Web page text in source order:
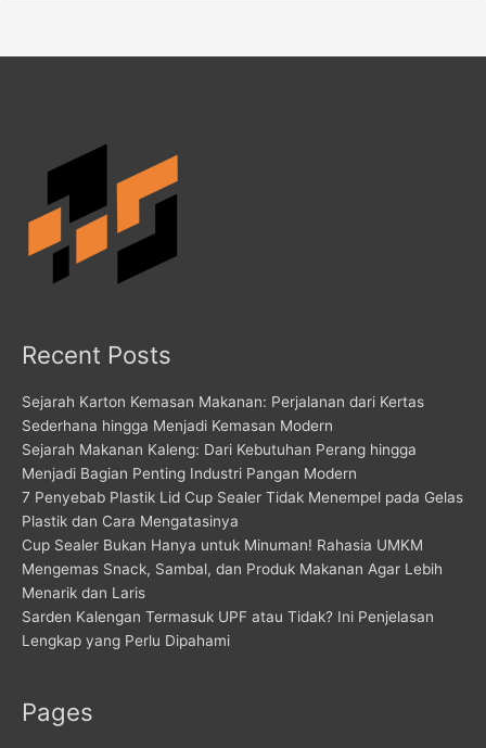
Recent Posts
Sejarah Karton Kemasan Makanan: Perjalanan dari Kertas
Sederhana hingga Menjadi Kemasan Modern
Sejarah Makanan Kaleng: Dari Kebutuhan Perang hingga
Menjadi Bagian Penting Industri Pangan Modern
7 Penyebab Plastik Lid Cup Sealer Tidak Menempel pada Gelas
Plastik dan Cara Mengatasinya
Cup Sealer Bukan Hanya untuk Minuman! Rahasia UMKM
Mengemas Snack, Sambal, dan Produk Makanan Agar Lebih
Menarik dan Laris
Sarden Kalengan Termasuk UPF atau Tidak? Ini Penjelasan
Lengkap yang Perlu Dipahami
Pages